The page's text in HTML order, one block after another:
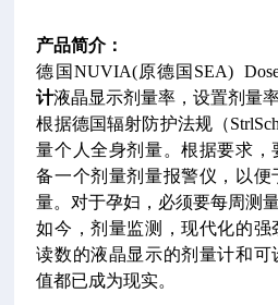
产品简介：
德国NUVIA(原德国SEA)
计液晶显示剂量率，设置剂量
根据德国辐射防护法规（
量个人全身剂量。根据要求
备一个剂量剂量报警仪，以便
量。对于孕妇，必须要每周测
如今，剂量监测，现代化的
读数的液晶显示的剂量计和
值都已成为现实。